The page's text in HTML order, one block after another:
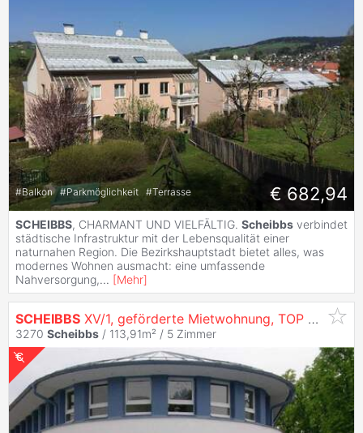
#Balkon #Parkmöglichkeit #Terrasse € 682,94
SCHEIBBS, CHARMANT UND VIELFÄLTIG. Scheibbs verbindet
städtische Infrastruktur mit der Lebensqualität einer
naturnahen Region. Die Bezirkshauptstadt bietet alles, was
modernes Wohnen ausmacht: eine umfassende
Nahversorgung,... [Mehr]
SCHEIBBS XV/1, geförderte Mietwohnung, TOP 6, 1000/00009340/00001006
3270 Scheibbs / 113,91m² / 5 Zimmer